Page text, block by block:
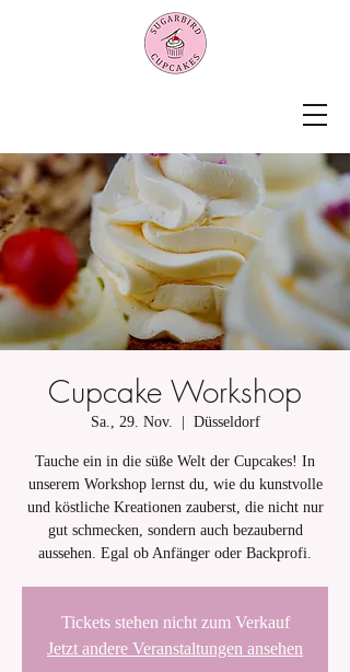
Cupcake Workshop
Sa., 29. Nov. Düsseldorf
Tauche ein in die süße Welt der Cupcakes! In
unserem Workshop lernst du, wie du kunstvolle
und köstliche Kreationen zauberst, die nicht nur
gut schmecken, sondern auch bezaubernd
aussehen. Egal ob Anfänger oder Backprofi.
Tickets stehen nicht zum Verkauf
Jetzt andere Veranstaltungen ansehen